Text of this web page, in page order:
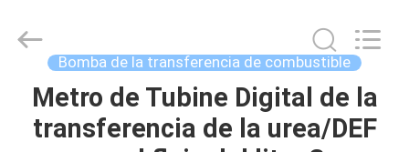
HOGAR
Reserved.
Bomba de la transferencia de combustible
Metro de Tubine Digital de la
transferencia de la urea/DEF